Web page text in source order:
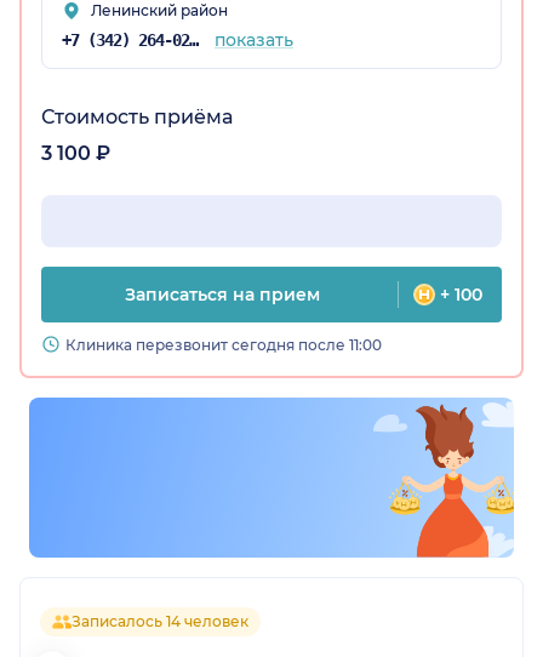
Ленинский район
+7 (342) 264-02-90 показать
Стоимость приёма
3 100 ₽
Записаться на прием + 100
Клиника перезвонит сегодня после 11:00
Записалось 14 человек